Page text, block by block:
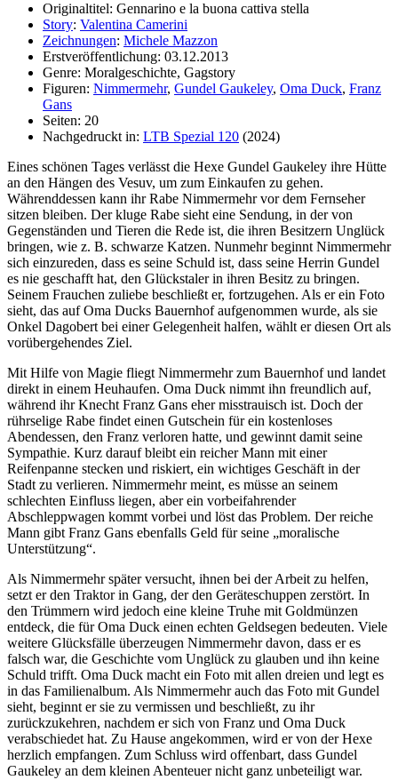
Originaltitel: Gennarino e la buona cattiva stella
Story: Valentina Camerini
Zeichnungen: Michele Mazzon
Erstveröffentlichung: 03.12.2013
Genre: Moralgeschichte, Gagstory
Figuren: Nimmermehr, Gundel Gaukeley, Oma Duck, Franz
Gans
Seiten: 20
Nachgedruckt in: LTB Spezial 120 (2024)
Eines schönen Tages verlässt die Hexe Gundel Gaukeley ihre Hütte
an den Hängen des Vesuv, um zum Einkaufen zu gehen.
Währenddessen kann ihr Rabe Nimmermehr vor dem Fernseher
sitzen bleiben. Der kluge Rabe sieht eine Sendung, in der von
Gegenständen und Tieren die Rede ist, die ihren Besitzern Unglück
bringen, wie z. B. schwarze Katzen. Nunmehr beginnt Nimmermehr
sich einzureden, dass es seine Schuld ist, dass seine Herrin Gundel
es nie geschafft hat, den Glückstaler in ihren Besitz zu bringen.
Seinem Frauchen zuliebe beschließt er, fortzugehen. Als er ein Foto
sieht, das auf Oma Ducks Bauernhof aufgenommen wurde, als sie
Onkel Dagobert bei einer Gelegenheit halfen, wählt er diesen Ort als
vorübergehendes Ziel.
Mit Hilfe von Magie fliegt Nimmermehr zum Bauernhof und landet
direkt in einem Heuhaufen. Oma Duck nimmt ihn freundlich auf,
während ihr Knecht Franz Gans eher misstrauisch ist. Doch der
rührselige Rabe findet einen Gutschein für ein kostenloses
Abendessen, den Franz verloren hatte, und gewinnt damit seine
Sympathie. Kurz darauf bleibt ein reicher Mann mit einer
Reifenpanne stecken und riskiert, ein wichtiges Geschäft in der
Stadt zu verlieren. Nimmermehr meint, es müsse an seinem
schlechten Einfluss liegen, aber ein vorbeifahrender
Abschleppwagen kommt vorbei und löst das Problem. Der reiche
Mann gibt Franz Gans ebenfalls Geld für seine „moralische
Unterstützung“.
Als Nimmermehr später versucht, ihnen bei der Arbeit zu helfen,
setzt er den Traktor in Gang, der den Geräteschuppen zerstört. In
den Trümmern wird jedoch eine kleine Truhe mit Goldmünzen
entdeck, die für Oma Duck einen echten Geldsegen bedeuten. Viele
weitere Glücksfälle überzeugen Nimmermehr davon, dass er es
falsch war, die Geschichte vom Unglück zu glauben und ihn keine
Schuld trifft. Oma Duck macht ein Foto mit allen dreien und legt es
in das Familienalbum. Als Nimmermehr auch das Foto mit Gundel
sieht, beginnt er sie zu vermissen und beschließt, zu ihr
zurückzukehren, nachdem er sich von Franz und Oma Duck
verabschiedet hat. Zu Hause angekommen, wird er von der Hexe
herzlich empfangen. Zum Schluss wird offenbart, dass Gundel
Gaukeley an dem kleinen Abenteuer nicht ganz unbeteiligt war.